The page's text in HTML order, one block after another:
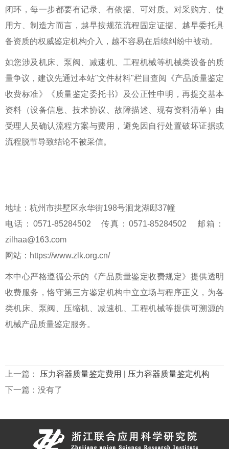
闭环，每一步都要有记录、有依据、可对质。对采购方、使
用方、制造方而言，越早按规范流程固定证据、越早委托具
备资质的权威鉴定机构介入，越不容易在后续纠纷中被动。
如您涉及机床、泵阀、减速机、工程机械等机械类设备的质
量争议，建议先通过本站"文件材料"栏目查阅《产品质量鉴定
收费标准》《质量鉴定委托书》及公正性申明，再提交基本
资料（设备信息、技术协议、故障描述、现有资料清单）由
受理人员确认流程方案与费用，避免因自行处置破坏证据或
流程脱节导致结论不被采信。
地址：杭州市拱墅区永华街198号洄龙湖邸37幢
电话：0571-85284502 传真：0571-85284502 邮箱：
zilhaa@163.com
网站：https://www.zlk.org.cn/
本中心严格遵循公示的《产品质量鉴定收费规定》提供透明
收费服务，恪守第三方鉴定机构中立立场与程序正义，为各
类机床、泵阀、压缩机、减速机、工程机械等提供可溯源的
机械产品质量鉴定服务。
上一篇： 压力容器质量鉴定费用 | 压力容器质量鉴定机构
下一篇：没有了